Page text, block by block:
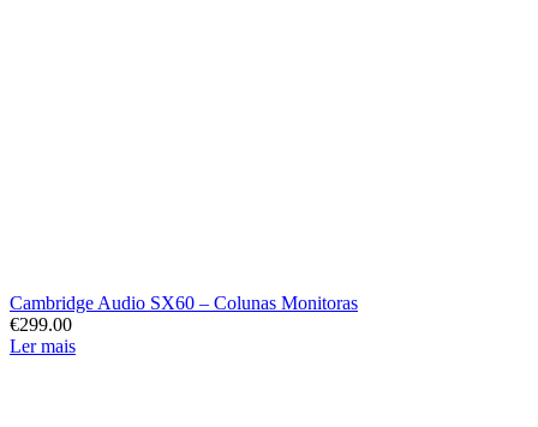
Cambridge Audio SX60 – Colunas Monitoras
€299.00
Ler mais